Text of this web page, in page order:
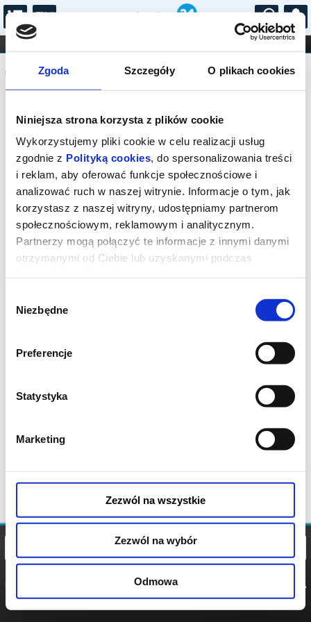
Zgoda Szczegóły O plikach cookies
Niniejsza strona korzysta z plików cookie
Wykorzystujemy pliki cookie w celu realizacji usług
zgodnie z Polityką cookies, do spersonalizowania treści
i reklam, aby oferować funkcje społecznościowe i
analizować ruch w naszej witrynie. Informacje o tym, jak
korzystasz z naszej witryny, udostępniamy partnerom
społecznościowym, reklamowym i analitycznym.
Partnerzy mogą połączyć te informacje z innymi danymi
otrzymanymi od Ciebie lub uzyskanymi podczas
zgody
Niezbędne
Preferencje
Statystyka
Marketing
Zezwól na wszystkie
Zezwól na wybór
Odmowa
...
FILHARMONIA OPERA I BALET
STAND-UP
DLA DZIECI
Komunikat
Seans wyprzedany.
POLITYKA
POLITYKA